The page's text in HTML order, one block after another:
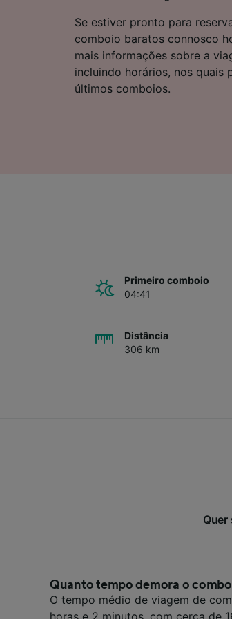
Se estiver pronto para
comboio baratos connosco
mais informações sobre a
incluindo horários, nos quais
últimos comboios.
Primeiro comboio
04:41
Distância
306 km
Quer
Quanto tempo demora o
O tempo médio de viagem de
horas e 2 minutos, com cerca de